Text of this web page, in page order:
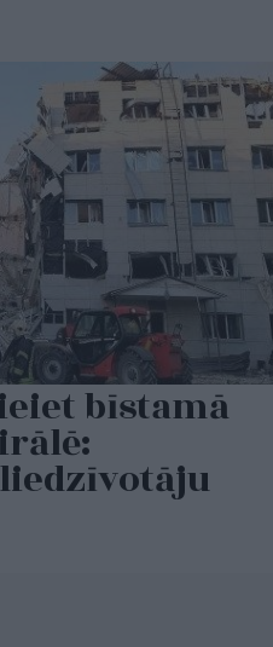
bīstamā